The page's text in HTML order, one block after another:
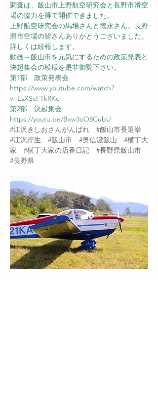
調査は、飯山市上野航空研究会と長野市滑空
場の協力を得て開催できました。
上野航空研究会の馬場さんと徳永さん。長野
滑市空場の皆さんありがとうございました。
詳しくは続報します。
動画～飯山市を元気にするための政策発表と
決起集会の模様を是非御覧下さい。
第1部　政策発表会
https://www.youtube.com/watch?
v=EsXScFTkRKc
第2部　決起集会
https://youtu.be/Bxw3oO8CubU
#江沢きしおさんがんばれ
#飯山市長選挙
#江沢岸生
#飯山市 #奥信濃飯山
#横丁大
家
#横丁大家の店番日記
#長野県飯山市
#長野県